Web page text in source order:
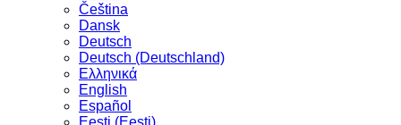
Čeština
Dansk
Deutsch
Deutsch (Deutschland)
Ελληνικά
English
Español
Eesti (Eesti)